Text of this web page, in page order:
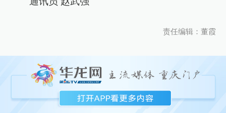
责任编辑：董霞